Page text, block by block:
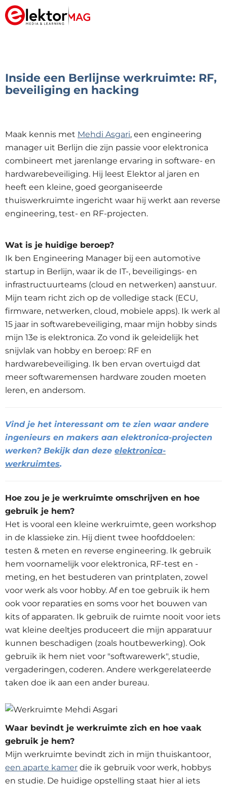
Inside een Berlijnse werkruimte: RF,
beveiliging en hacking
Maak kennis met Mehdi Asgari, een engineering
manager uit Berlijn die zijn passie voor elektronica
combineert met jarenlange ervaring in software- en
hardwarebeveiliging. Hij leest Elektor al jaren en
heeft een kleine, goed georganiseerde
thuiswerkruimte ingericht waar hij werkt aan reverse
engineering, test- en RF-projecten.
Wat is je huidige beroep?
Ik ben Engineering Manager bij een automotive
startup in Berlijn, waar ik de IT-, beveiligings- en
infrastructuurteams (cloud en netwerken) aanstuur.
Mijn team richt zich op de volledige stack (ECU,
firmware, netwerken, cloud, mobiele apps). Ik werk al
15 jaar in softwarebeveiliging, maar mijn hobby sinds
mijn 13e is elektronica. Zo vond ik geleidelijk het
snijvlak van hobby en beroep: RF en
hardwarebeveiliging. Ik ben ervan overtuigd dat
meer softwaremensen hardware zouden moeten
leren, en andersom.
Vind je het interessant om te zien waar andere
ingenieurs en makers aan elektronica-projecten
werken? Bekijk dan deze elektronica-
werkruimtes.
Hoe zou je je werkruimte omschrijven en hoe
gebruik je hem?
Het is vooral een kleine werkruimte, geen workshop
in de klassieke zin. Hij dient twee hoofddoelen:
testen & meten en reverse engineering. Ik gebruik
hem voornamelijk voor elektronica, RF-test en -
meting, en het bestuderen van printplaten, zowel
voor werk als voor hobby. Af en toe gebruik ik hem
ook voor reparaties en soms voor het bouwen van
kits of apparaten. Ik gebruik de ruimte nooit voor iets
wat kleine deeltjes produceert die mijn apparatuur
kunnen beschadigen (zoals houtbewerking). Ook
gebruik ik hem niet voor "softwarewerk", studie,
vergaderingen, coderen. Andere werkgerelateerde
taken doe ik aan een ander bureau.
Waar bevindt je werkruimte zich en hoe vaak
gebruik je hem?
Mijn werkruimte bevindt zich in mijn thuiskantoor,
een aparte kamer die ik gebruik voor werk, hobbys
en studie. De huidige opstelling staat hier al iets